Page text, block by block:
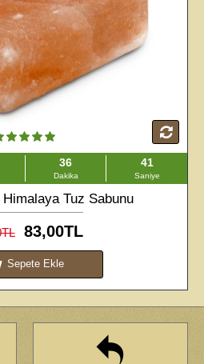
36
Dakika
41
Saniye
Tuz Sabunu
83,00TL
Sepete Ekle